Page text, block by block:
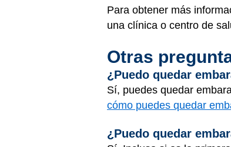
Para obtener más
una clínica o centro de
Otras
¿Puedo quedar
Sí, puedes quedar
cómo puedes quedar
¿Puedo quedar